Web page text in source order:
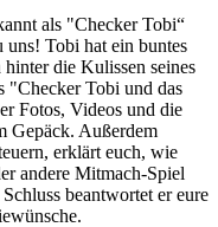
als "Checker Tobi“
Tobi hat ein buntes
die Kulissen seines
"Checker Tobi und das
Fotos, Videos und die
Gepäck. Außerdem
erklärt euch, wie
andere Mitmach-Spiel
beantwortet er eure